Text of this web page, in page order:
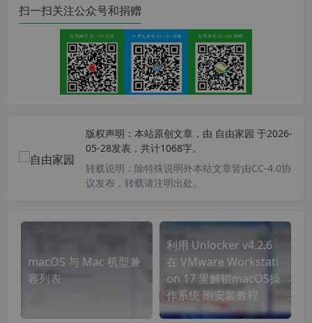
扫一扫关注公众号和捐赠
版权声明： 本站原创文章，由 自由家园 于2026-
05-28发表，共计1068字。
转载说明： 除特殊说明外本站文章皆由CC-4.0协
议发布，转载请注明出处。
macOS 与 Mac 机型兼
容列表
利用 Unlocker v4.2.6
在 VMware Workstati
on 17 里解锁macOS操
作系统 附安装教程